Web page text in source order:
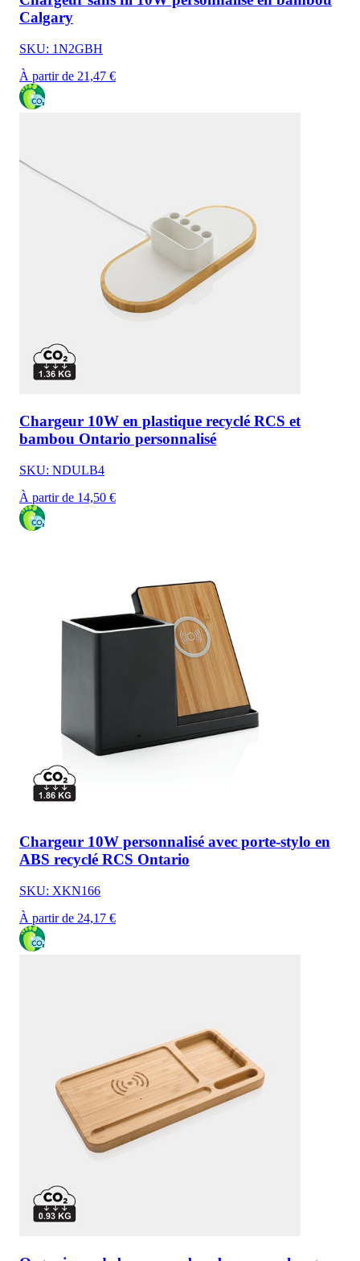
Calgary
SKU: 1N2GBH
À partir de 21,47 €
Chargeur 10W en plastique recyclé RCS et
bambou Ontario personnalisé
SKU: NDULB4
À partir de 14,50 €
Chargeur 10W personnalisé avec porte-stylo en
ABS recyclé RCS Ontario
SKU: XKN166
À partir de 24,17 €